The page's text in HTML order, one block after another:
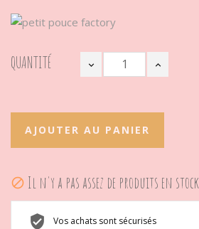
QUANTITÉ
AJOUTER AU PANIER
 Il n'y a pas assez de produits en stock.
Vos achats sont sécurisés